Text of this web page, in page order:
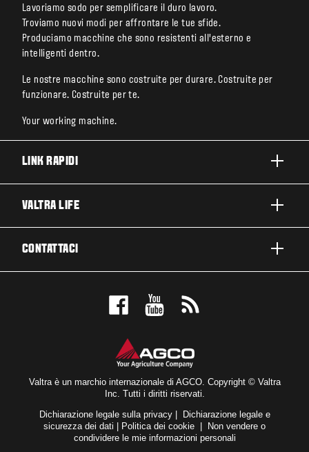
Lavoriamo sodo per semplificare il duro lavoro.
Troviamo nuovi modi per affrontare le tue sfide.
Produciamo macchine che sono resistenti all’esterno e
intelligenti dentro.
Le nostre macchine sono costruite per durare. Costruite per
funzionare. Costruite per te.
Your working machine.
LINK RAPIDI
TECNOLOGIE VALTRA
ISCRIZIONE NEWSLETTER
VALTRA LIFE
VALTRA BLOG
VALTRA SHOP
CONTATTACI
PRENOTA UN TEST DRIVE
RICERCA CONCESSIONARI
DICHIARAZIONE DI ACCESSIBILITÀ
Valtra è un marchio internazionale di AGCO. Copyright © Valtra
Inc. Tutti i diritti riservati.
Dichiarazione legale sulla privacy|
Dichiarazione legale e
sicurezza dei dati
Politica dei cookie
Non vendere o
condividere le mie informazioni personali